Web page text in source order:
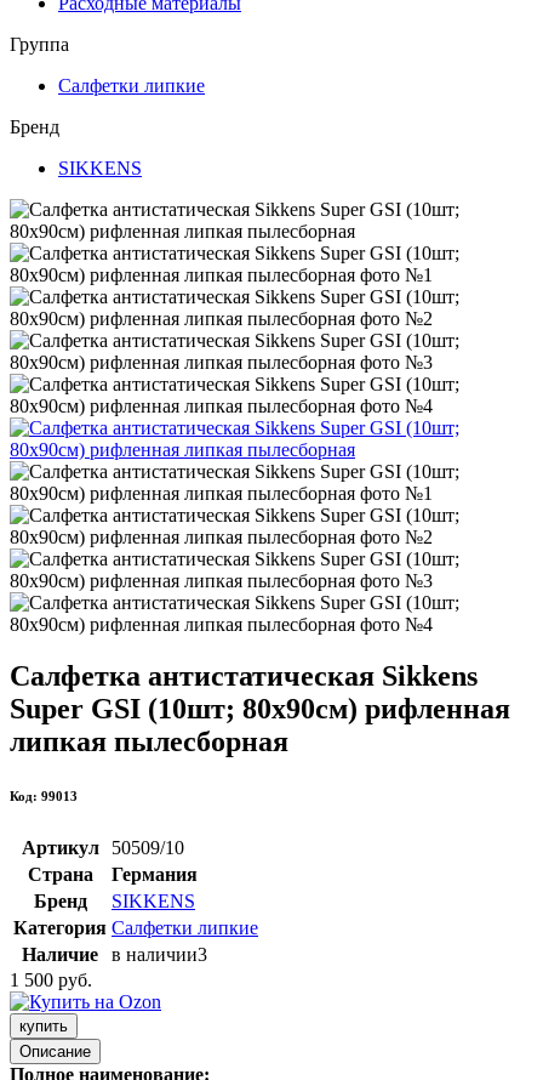
Группа
Салфетки липкие
Бренд
SIKKENS
Салфетка антистатическая Sikkens
Super GSI (10шт; 80х90см) рифленная
липкая пылесборная
Код: 99013
Артикул
50509/10
Страна
Германия
Бренд
SIKKENS
Категория Салфетки липкие
Наличие
в наличии3
1 500 руб.
купить
Описание
Полное наименование: